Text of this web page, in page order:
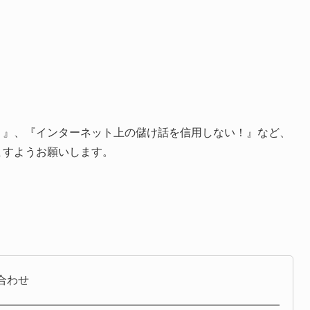
、『インターネット上の儲け話を信用しない！』など、
ようお願いします。
わせ